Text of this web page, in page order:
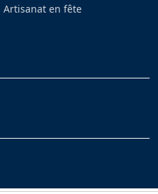
Artisanat en fête